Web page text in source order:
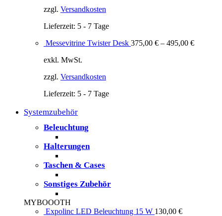
zzgl. Versandkosten
Lieferzeit: 5 - 7 Tage
Messevitrine Twister Desk 375,00 € – 495,00 €
exkl. MwSt.
zzgl. Versandkosten
Lieferzeit: 5 - 7 Tage
Systemzubehör
Beleuchtung
Halterungen
Taschen & Cases
Sonstiges Zubehör
MYBOOOTH
Expolinc LED Beleuchtung 15 W 130,00 €